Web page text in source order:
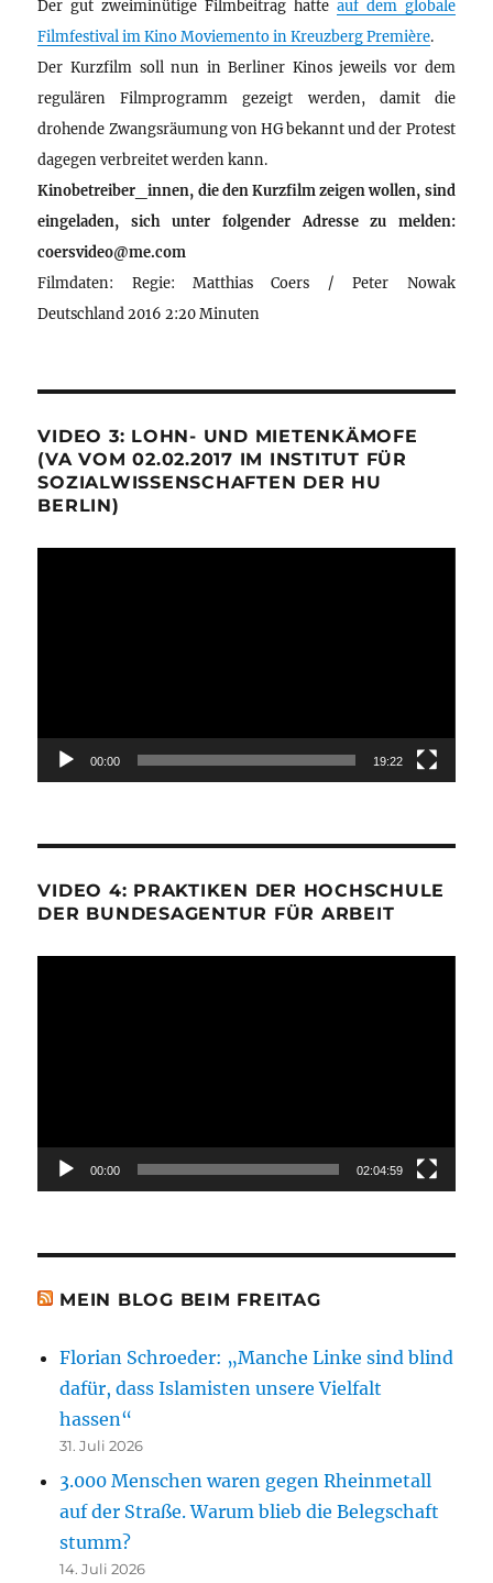
Der gut zweiminütige Filmbeitrag hatte auf dem globale
Filmfestival im Kino Moviemento in Kreuzberg Première.
Der Kurzfilm soll nun in Berliner Kinos jeweils vor dem
regulären Filmprogramm gezeigt werden, damit die
drohende Zwangsräumung von HG bekannt und der Protest
dagegen verbreitet werden kann.
Kinobetreiber_innen, die den Kurzfilm zeigen wollen, sind
eingeladen, sich unter folgender Adresse zu melden:
coersvideo@me.com
Filmdaten: Regie: Matthias Coers / Peter Nowak
Deutschland 2016 2:20 Minuten
VIDEO 3: LOHN- UND MIETENKÄMOFE
(VA VOM 02.02.2017 IM INSTITUT FÜR
SOZIALWISSENSCHAFTEN DER HU
BERLIN)
00:00 19:22
VIDEO 4: PRAKTIKEN DER HOCHSCHULE
DER BUNDESAGENTUR FÜR ARBEIT
00:00 02:04:59
MEIN BLOG BEIM FREITAG
Florian Schroeder: „Manche Linke sind blind
dafür, dass Islamisten unsere Vielfalt
hassen“
31. Juli 2026
3.000 Menschen waren gegen Rheinmetall
auf der Straße. Warum blieb die Belegschaft
stumm?
14. Juli 2026